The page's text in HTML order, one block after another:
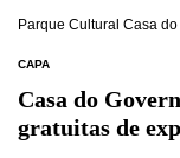
Parque Cultural Casa
CAPA
Casa do
gratuitas de